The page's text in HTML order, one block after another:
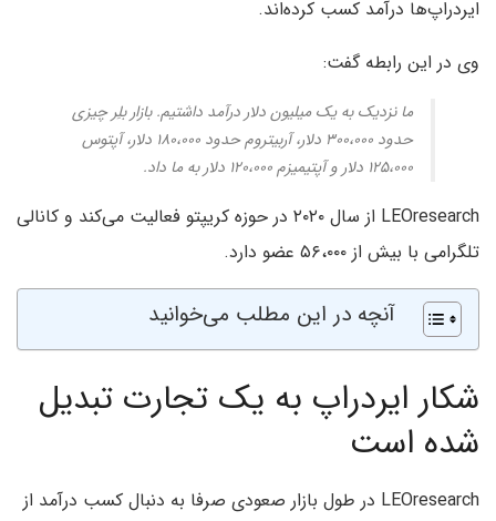
ایردراپ‌ها درآمد کسب کرده‌اند.
وی در این رابطه گفت:
ما نزدیک به یک میلیون دلار درآمد داشتیم. بازار بلِر چیزی
حدود ۳۰۰،۰۰۰ دلار، آربیتروم حدود ۱۸۰،۰۰۰ دلار، آپتوس
۱۲۵،۰۰۰ دلار و آپتیمیزم ۱۲۰،۰۰۰ دلار به ما داد.
LEOresearch از سال ۲۰۲۰ در حوزه کریپتو فعالیت می‌کند و کانالی
تلگرامی با بیش از ۵۶،۰۰۰ عضو دارد.
آنچه در این مطلب می‌خوانید
شکار ایردراپ به یک تجارت تبدیل
شده است
LEOresearch در طول بازار صعودی صرفا به دنبال کسب درآمد از